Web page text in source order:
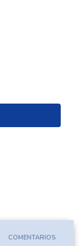
COMENTARIOS